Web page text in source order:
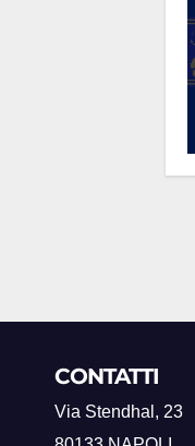
CONTATTI
Via Stendhal, 23